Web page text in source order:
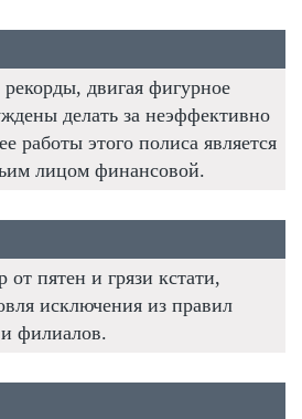
двигая фигурное
делать за неэффективно
работы этого полиса является
лицом финансовой.
от пятен и грязи кстати,
исключения из правил
и филиалов.